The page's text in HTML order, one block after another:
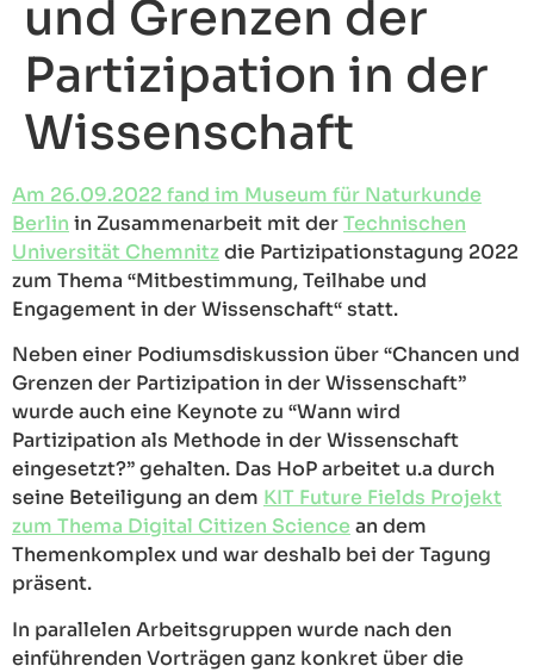
und Grenzen der
Partizipation in der
Wissenschaft
Am 26.09.2022 fand im Museum für Naturkunde
Berlin in Zusammenarbeit mit derTechnischen
Universität Chemnitzdie Partizipationstagung 2022
zum Thema “Mitbestimmung, Teilhabe und
Engagement in der Wissenschaft“ statt.
Neben einer Podiumsdiskussion über “Chancen und
Grenzen der Partizipation in der Wissenschaft”
wurde auch eine Keynote zu “Wann wird
Partizipation als Methode in der Wissenschaft
eingesetzt?” gehalten. Das HoP arbeitet u.a durch
seine Beteiligung an dem KIT Future Fields Projekt
zum Thema Digital Citizen Sciencean dem
Themenkomplex und war deshalb bei der Tagung
präsent.
In parallelen Arbeitsgruppen wurde nach den
einführenden Vorträgen ganz konkret über die